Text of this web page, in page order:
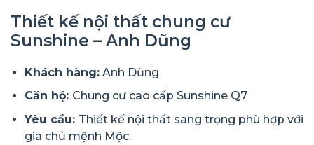
Thiết kế nội thất chung cư
Sunshine – Anh Dũng
Khách hàng: Anh Dũng
Căn hộ: Chung cư cao cấp Sunshine Q7
Yêu cầu: Thiết kế nội thất sang trọng phù hợp với
gia chủ mệnh Mộc.